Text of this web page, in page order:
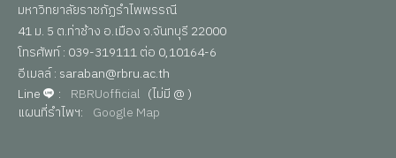
มหาวิทยาลัยราชภัฏรำไพพรรณี
41 ม. 5 ต.ท่าช้าง อ.เมือง จ.จันทบุรี 22000
โทรศัพท์ : 039-319111 ต่อ 0,10164-6
อีเมลล์ : saraban@rbru.ac.th
Line
: RBRUofficial (ไม่มี @ )
แผนที่รำไพฯ: Google Map